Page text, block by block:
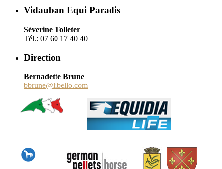
Vidauban Equi Paradis
Séverine Tolleter
Tél.: 07 60 17 40 40
Direction
Bernadette Brune
bbrune@libello.com